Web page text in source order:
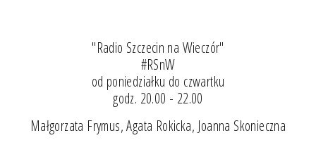
"Radio Szczecin na Wieczór"
#RSnW
od poniedziałku do czwartku
godz. 20.00 - 22.00
Małgorzata Frymus, Agata Rokicka, Joanna Skonieczna